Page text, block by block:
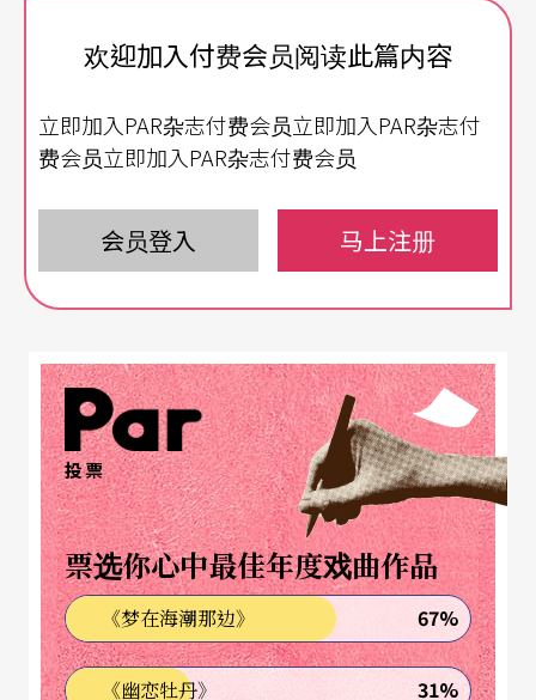
讲大道理讲到几乎爱上了自己，另一个总是在问状
况外的问题，于是观众笑了，明白他对自己的爱情
写只有漫才能演的戏，只有笑话能说的故事。说故
出了笑话的明快，和故事的余韵。
快到来不及笑 变到来不及演
看过鱼蹦兴业的朋友都知道，漫才不慢，甚至快到
你来不及笑，转化成《赤鬼》里的戏剧节奏，就是
妹妹才刚获救便自杀了，大家还一脸错愕笨蛋就开
始讲赤鬼的故事了，赤鬼才刚吓到村民就待上半年
了，骗子才刚出卖赤鬼就载著赤鬼出航去海的对面
了，总之，情节必须跑在观众的理解前面。「演
快」还不够，剧本又做了一人分饰多角的设定，要
演员「演变」，于是，保护赤鬼的妹妹一转身就变
欢迎加入付费会员阅读此篇内容
立即加入PAR杂志付费会员立即加入PAR杂志付
费会员立即加入PAR杂志付费会员
会员登入 马上注册
投票
票选你心中最佳年度戏曲作品
《梦在海潮那边》 67%
《幽恋牡丹》 31%